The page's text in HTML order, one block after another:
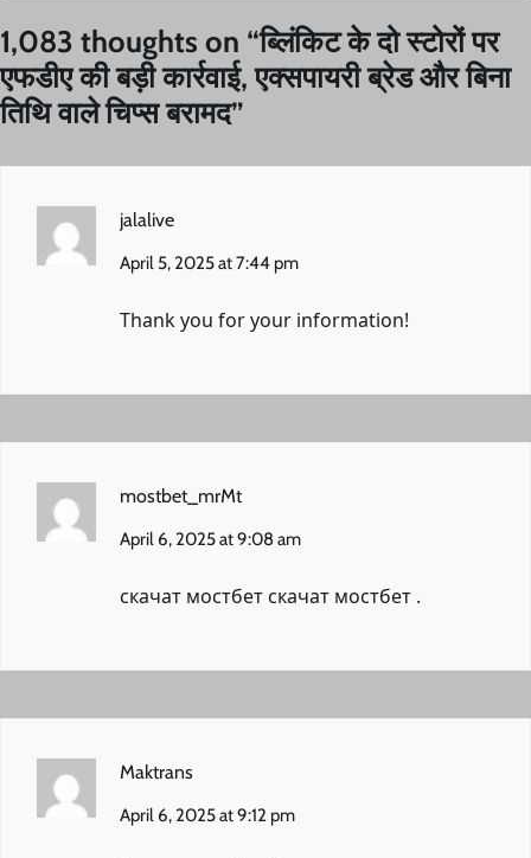
1,083 thoughts on “ब्लिंकिट के दो स्टोरों पर
एफडीए की बड़ी कार्रवाई, एक्सपायरी ब्रेड और बिना
तिथि वाले चिप्स बरामद”
jalalive
April 5, 2025 at 7:44 pm
Thank you for your information!
mostbet_mrMt
April 6, 2025 at 9:08 am
скачат мостбетскачат мостбет .
Maktrans
April 6, 2025 at 9:12 pm